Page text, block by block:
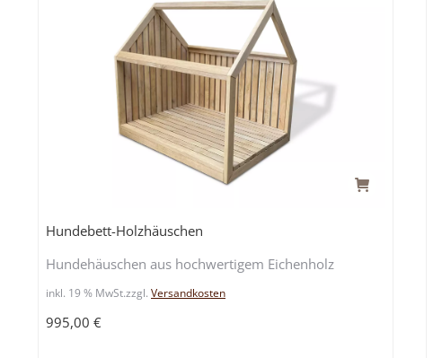
Hundebett-Holzhäuschen
995,00 €
Hundehäuschen aus hochwertigem Eichenholz
inkl. 19 % MwSt.zzgl. Versandkosten